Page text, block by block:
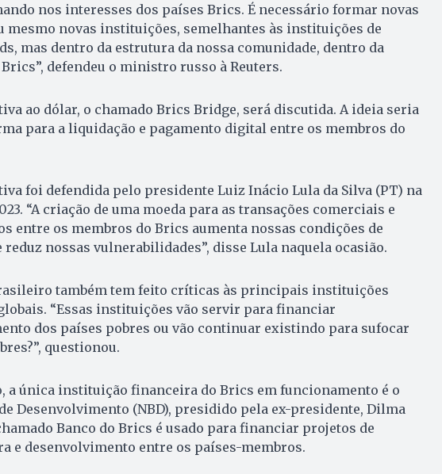
nos interesses dos países Brics. É necessário formar novas
mesmo novas instituições, semelhantes às instituições de
mas dentro da estrutura da nossa comunidade, dentro da
defendeu o ministro russo à Reuters.
ao dólar, o chamado Brics Bridge, será discutida. A ideia seria
para a liquidação e pagamento digital entre os membros do
foi defendida pelo presidente Luiz Inácio Lula da Silva (PT) na
“A criação de uma moeda para as transações comerciais e
entre os membros do Brics aumenta nossas condições de
reduz nossas vulnerabilidades”, disse Lula naquela ocasião.
também tem feito críticas às principais instituições
“Essas instituições vão servir para financiar
dos países pobres ou vão continuar existindo para sufocar
questionou.
a única instituição financeira do Brics em funcionamento é o
Desenvolvimento (NBD), presidido pela ex-presidente, Dilma
Banco do Brics é usado para financiar projetos de
e desenvolvimento entre os países-membros.